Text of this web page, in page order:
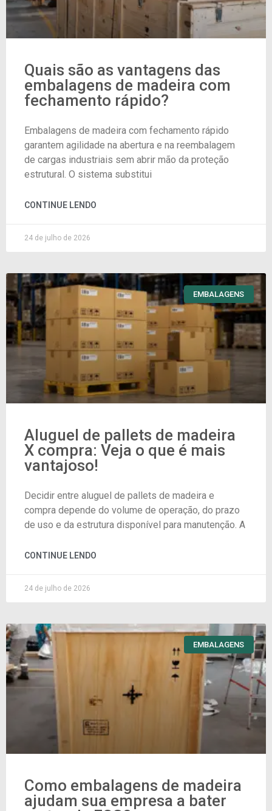
Quais são as vantagens das
embalagens de madeira com
fechamento rápido?
Embalagens de madeira com fechamento rápido
garantem agilidade na abertura e na reembalagem
de cargas industriais sem abrir mão da proteção
estrutural. O sistema substitui
CONTINUE LENDO
24 de julho de 2026
EMBALAGENS
Aluguel de pallets de madeira
X compra: Veja o que é mais
vantajoso!
Decidir entre aluguel de pallets de madeira e
compra depende do volume de operação, do prazo
de uso e da estrutura disponível para manutenção. A
CONTINUE LENDO
24 de julho de 2026
EMBALAGENS
Como embalagens de madeira
ajudam sua empresa a bater